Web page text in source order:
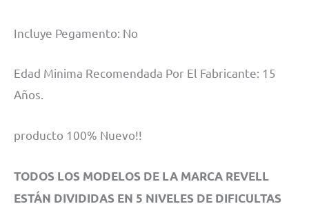
Incluye Pegamento: No
Edad Minima Recomendada Por El Fabricante: 15
Años.
producto 100% Nuevo!!
TODOS LOS MODELOS DE LA MARCA REVELL
ESTÁN DIVIDIDAS EN 5 NIVELES DE DIFICULTAS